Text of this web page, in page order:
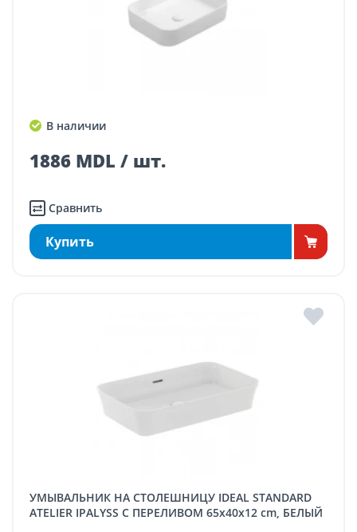
В наличии
1886 MDL / шт.
Сравнить
Купить
УМЫВАЛЬНИК НА СТОЛЕШНИЦУ IDEAL STANDARD
ATELIER IPALYSS С ПЕРЕЛИВОМ 65x40x12 cm, БЕЛЫЙ